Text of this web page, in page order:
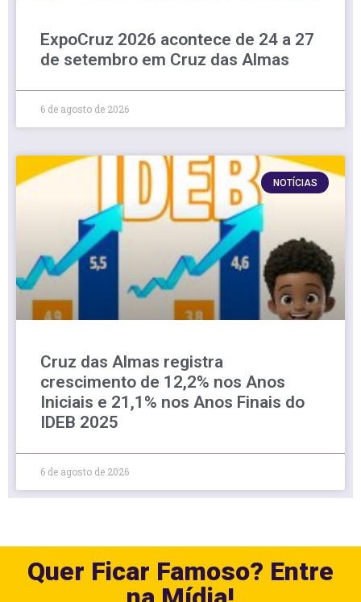
ExpoCruz 2026 acontece de 24 a 27
de setembro em Cruz das Almas
6 de agosto de 2026
NOTÍCIAS
Cruz das Almas registra
crescimento de 12,2% nos Anos
Iniciais e 21,1% nos Anos Finais do
IDEB 2025
6 de agosto de 2026
Quer Ficar Famoso? Entre